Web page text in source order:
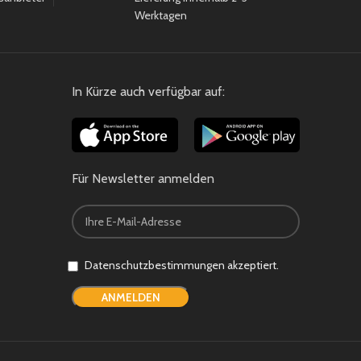
Werktagen
In Kürze auch verfügbar auf:
Für Newsletter anmelden
Datenschutzbestimmungen akzeptiert.